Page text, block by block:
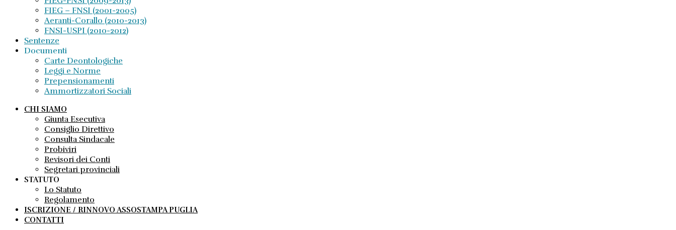
FIEG – FNSI (2001-2005)
Aeranti-Corallo (2010-2013)
FNSI-USPI (2010-2012)
Sentenze
Documenti
Carte Deontologiche
Leggi e Norme
Prepensionamenti
Ammortizzatori Sociali
CHI SIAMO
Giunta Esecutiva
Consiglio Direttivo
Consulta Sindacale
Probiviri
Revisori dei Conti
Segretari provinciali
STATUTO
Lo Statuto
Regolamento
ISCRIZIONE / RINNOVO ASSOSTAMPA PUGLIA
CONTATTI